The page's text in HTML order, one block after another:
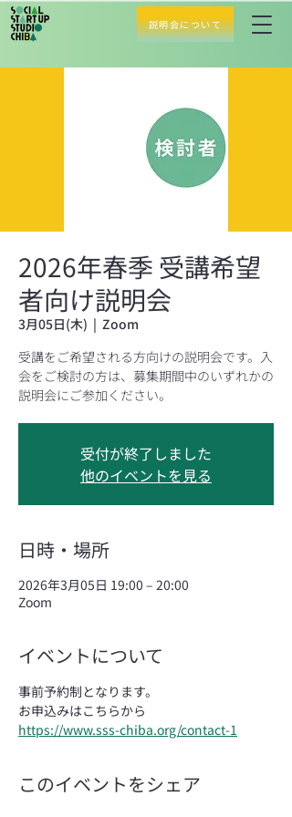
説明会について
2026年春季 受講希望
者向け説明会
3月05日(木)
  |
Zoom
受講をご希望される方向けの説明会です。入
会をご検討の方は、募集期間中のいずれかの
説明会にご参加ください。
受付が終了しました
他のイベントを見る
日時・場所
2026年3月05日 19:00 – 20:00
Zoom
イベントについて
事前予約制となります。
お申込みはこちらから
https://www.sss-chiba.org/contact-1
このイベントをシェア